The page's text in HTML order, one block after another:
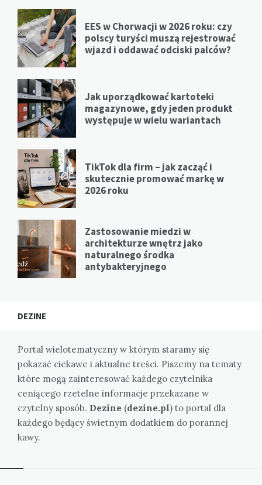
EES w Chorwacji w 2026 roku: czy
polscy turyści muszą rejestrować
wjazd i oddawać odciski palców?
Jak uporządkować kartoteki
magazynowe, gdy jeden produkt
występuje w wielu wariantach
TikTok dla firm – jak zacząć i
skutecznie promować markę w
2026 roku
Zastosowanie miedzi w
architekturze wnętrz jako
naturalnego środka
antybakteryjnego
DEZINE
Portal wielotematyczny w którym staramy się
pokazać ciekawe i aktualne treści. Piszemy na tematy
które mogą zainteresować każdego czytelnika
ceniącego rzetelne informacje przekazane w
czytelny sposób. Dezine (dezine.pl) to portal dla
każdego będący świetnym dodatkiem do porannej
kawy.